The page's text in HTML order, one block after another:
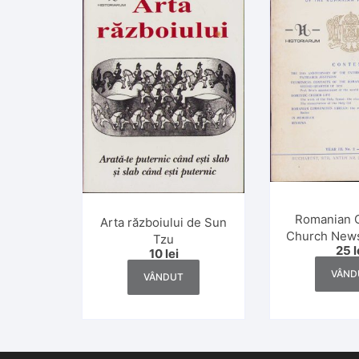
Arta războiului de Sun
Tzu
10 lei
VÂNDUT
Romanian
Church
2/25